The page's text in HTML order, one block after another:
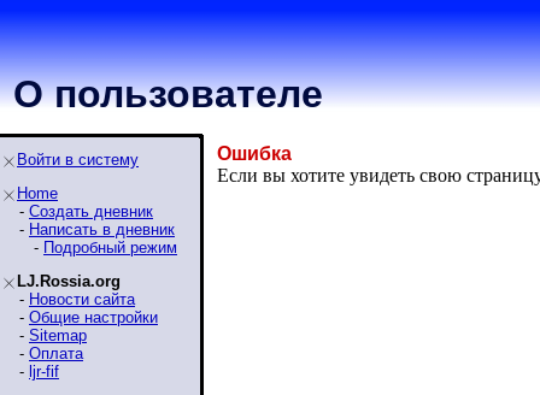
О пользователе
Войти в систему
Home
- Создать дневник
- Написать в дневник
- Подробный режим
LJ.Rossia.org
- Новости сайта
- Общие настройки
- Sitemap
- Оплата
- ljr-fif
Ошибка
Если вы хотите увидеть свою